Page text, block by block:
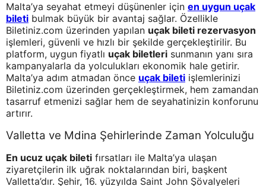
Malta’ya seyahat etmeyi düşünenler için en uygun uçak
bileti bulmak büyük bir avantaj sağlar. Özellikle
Biletiniz.com üzerinden yapılan uçak bileti rezervasyon
işlemleri, güvenli ve hızlı bir şekilde gerçekleştirilir. Bu
platform, uygun fiyatlı uçak biletleri sunmanın yanı sıra
kampanyalarla da yolculukları ekonomik hale getirir.
Malta’ya adım atmadan önce uçak bileti işlemlerinizi
Biletiniz.com üzerinden gerçekleştirmek, hem zamandan
tasarruf etmenizi sağlar hem de seyahatinizin konforunu
artırır.
Valletta ve Mdina Şehirlerinde Zaman Yolculuğu
En ucuz uçak bileti fırsatları ile Malta’ya ulaşan
ziyaretçilerin ilk uğrak noktalarından biri, başkent
Valletta’dır. Şehir, 16. yüzyılda Saint John Şövalyeleri